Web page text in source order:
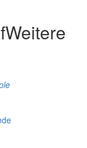
Weitere